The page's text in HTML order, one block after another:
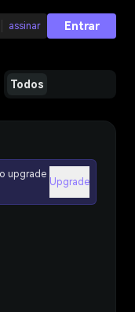
assinar Entrar
Todos
upgrade
Upgrade